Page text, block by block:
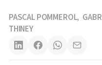
PASCAL POMMEROL,
THINEY